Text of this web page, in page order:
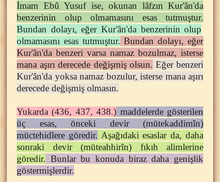
İmam Ebû Yusuf ise, okunan lâfzın Kur'ân'da
benzerinin olup olmamasını esas tutmuştur.
Bundan dolayı, eğer Kur'ân'da benzerinin olup
olmamasını esas tutmuştur. Bundan dolayı, eğer
Kur'ân'da benzeri varsa namaz bozulmaz, isterse
mana aşırı derecede değişmiş olsun. Eğer benzeri
Kur'ân'da yoksa namaz bozulur, isterse mana aşırı
derecede değişmiş olmasın.
Yukarda (436, 437, 438.) maddelerde gösterilen
üç esas, önceki devir (mütekaddimîn)
müctehidlere göredir. Aşağıdaki esaslar da, daha
sonraki devir (müteahhirîn) fıkıh alimlerine
göredir. Bunlar bu konuda biraz daha genişlik
göstermişlerdir.